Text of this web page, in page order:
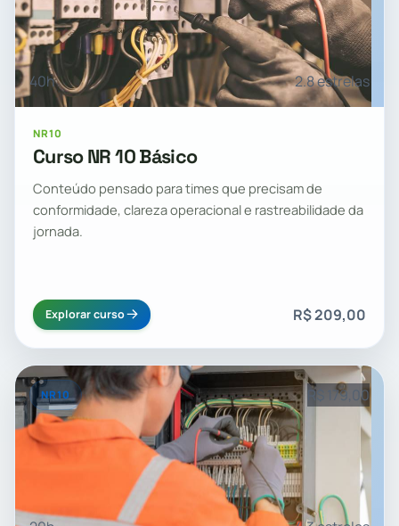
40h 2.8 estrelas
NR10
Curso NR 10 Básico
Conteúdo pensado para times que precisam de
conformidade, clareza operacional e rastreabilidade da
jornada.
Explorar curso R$ 209,00
NR10 R$ 179,00